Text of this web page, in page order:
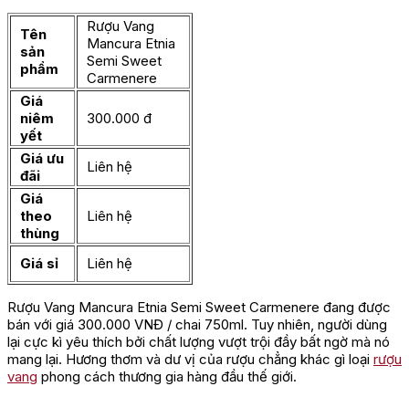
Tên
sản
phẩm
Rượu Vang
Mancura Etnia
Semi Sweet
Carmenere
Giá
niêm
yết
300.000 đ
Giá ưu
đãi
Liên hệ
Giá
theo
thùng
Liên hệ
Giá sỉ Liên hệ
Rượu Vang Mancura Etnia Semi Sweet Carmenere đang được
bán với giá 300.000 VNĐ / chai 750ml. Tuy nhiên, người dùng
lại cực kì yêu thích bởi chất lượng vượt trội đầy bất ngờ mà nó
mang lại. Hương thơm và dư vị của rượu chẳng khác gì loại rượu
vang phong cách thương gia hàng đầu thế giới.